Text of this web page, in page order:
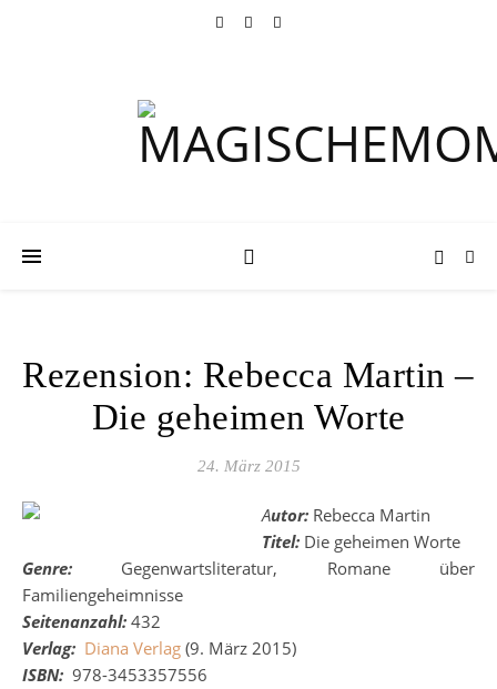
Rezension: Rebecca Martin –
Die geheimen Worte
24. März 2015
Autor: Rebecca Martin
Titel: Die geheimen Worte
Genre: Gegenwartsliteratur, Romane über
Familiengeheimnisse
Seitenanzahl: 432
Verlag: Diana Verlag (9. März 2015)
ISBN: 978-3453357556